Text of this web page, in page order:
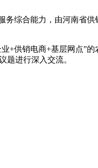
务综合能力，由河南省供
+供销电商+基层网点”
题进行深入交流。